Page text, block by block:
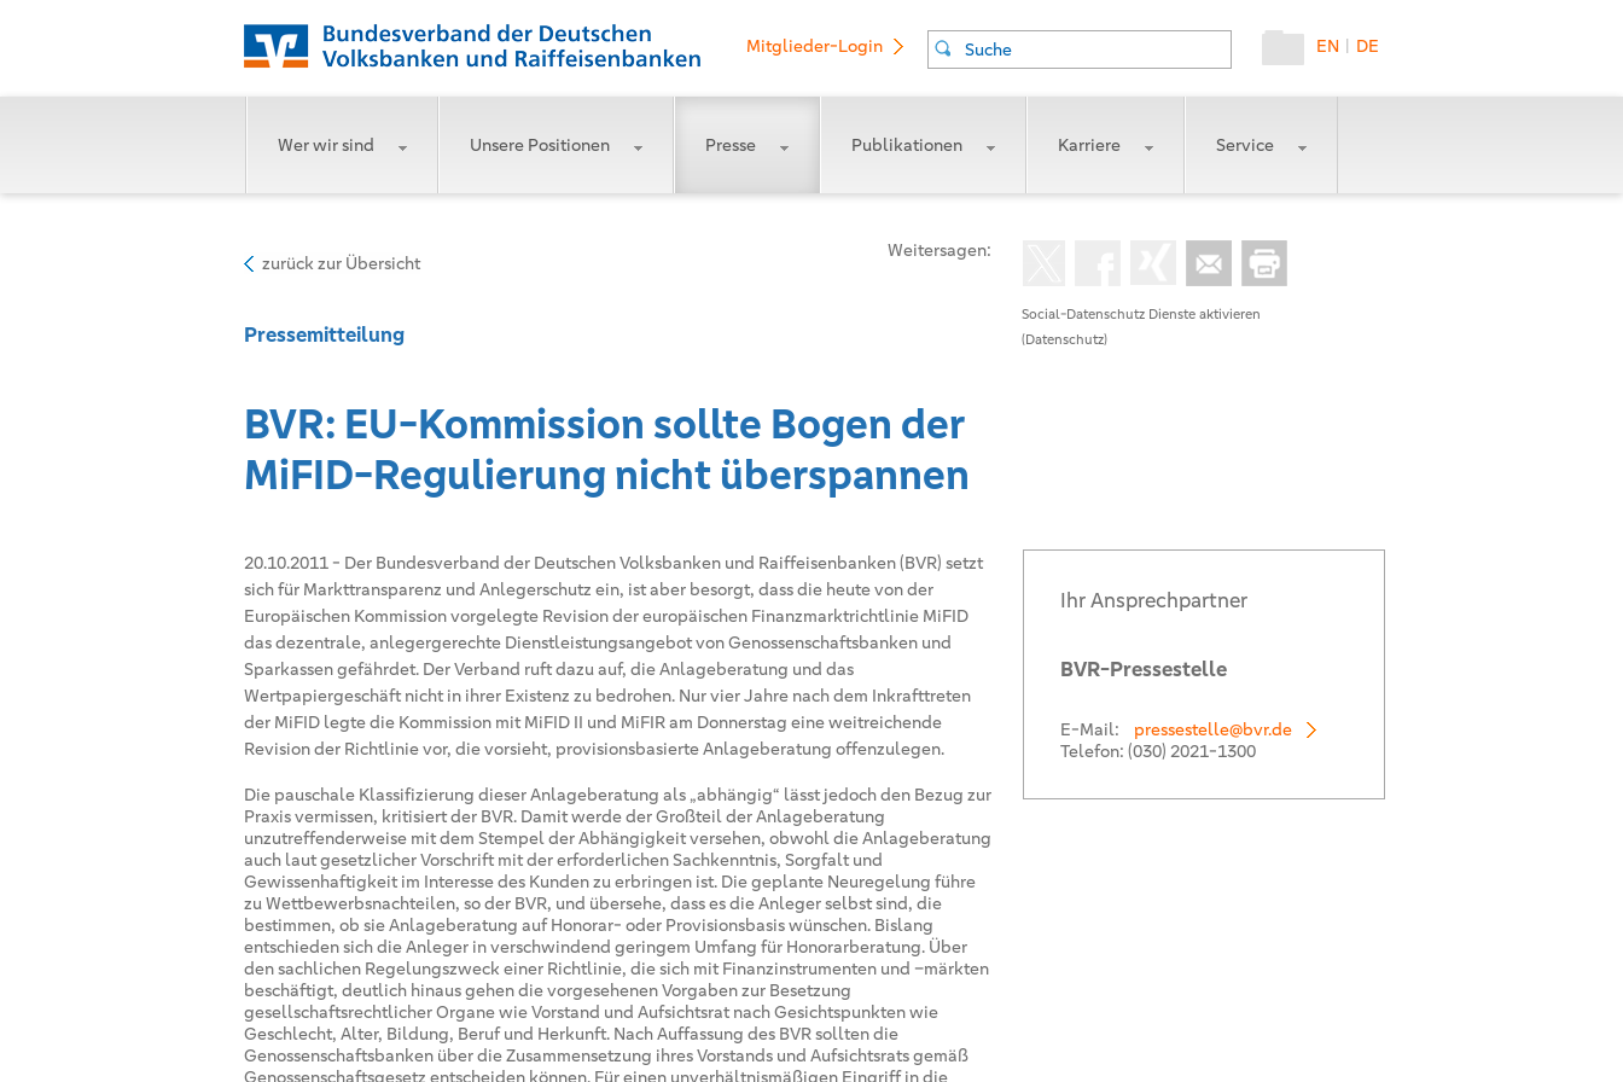
DE
|
EN
Suche
Mitglieder-Login
Wer wir sind Unsere Positionen Presse Publikationen Karriere Service
Social-Datenschutz Dienste aktivieren
(Datenschutz)
Weitersagen:
zurück zur Übersicht
Pressemitteilung
BVR: EU-Kommission sollte Bogen der
MiFID-Regulierung nicht überspannen
20.10.2011 - Der Bundesverband der Deutschen Volksbanken und Raiffeisenbanken (BVR) setzt
sich für Markttransparenz und Anlegerschutz ein, ist aber besorgt, dass die heute von der
Europäischen Kommission vorgelegte Revision der europäischen Finanzmarktrichtlinie MiFID
das dezentrale, anlegergerechte Dienstleistungsangebot von Genossenschaftsbanken und
Sparkassen gefährdet. Der Verband ruft dazu auf, die Anlageberatung und das
Wertpapiergeschäft nicht in ihrer Existenz zu bedrohen. Nur vier Jahre nach dem Inkrafttreten
der MiFID legte die Kommission mit MiFID II und MiFIR am Donnerstag eine weitreichende
Revision der Richtlinie vor, die vorsieht, provisionsbasierte Anlageberatung offenzulegen.
Die pauschale Klassifizierung dieser Anlageberatung als „abhängig“ lässt jedoch den Bezug zur
Praxis vermissen, kritisiert der BVR. Damit werde der Großteil der Anlageberatung
unzutreffenderweise mit dem Stempel der Abhängigkeit versehen, obwohl die Anlageberatung
auch laut gesetzlicher Vorschrift mit der erforderlichen Sachkenntnis, Sorgfalt und
Gewissenhaftigkeit im Interesse des Kunden zu erbringen ist. Die geplante Neuregelung führe
zu Wettbewerbsnachteilen, so der BVR, und übersehe, dass es die Anleger selbst sind, die
bestimmen, ob sie Anlageberatung auf Honorar- oder Provisionsbasis wünschen. Bislang
entschieden sich die Anleger in verschwindend geringem Umfang für Honorarberatung. Über
den sachlichen Regelungszweck einer Richtlinie, die sich mit Finanzinstrumenten und –märkten
beschäftigt, deutlich hinaus gehen die vorgesehenen Vorgaben zur Besetzung
gesellschaftsrechtlicher Organe wie Vorstand und Aufsichtsrat nach Gesichtspunkten wie
Geschlecht, Alter, Bildung, Beruf und Herkunft. Nach Auffassung des BVR sollten die
Genossenschaftsbanken über die Zusammensetzung ihres Vorstands und Aufsichtsrats gemäß
Genossenschaftsgesetz entscheiden können. Für einen unverhältnismäßigen Eingriff in die
Ihr Ansprechpartner
BVR-Pressestelle
E-Mail:
pressestelle@bvr.de
Telefon: (030) 2021-1300